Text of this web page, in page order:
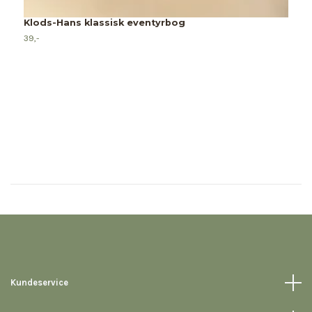
Klods-Hans klassisk eventyrbog
39,-
Kundeservice